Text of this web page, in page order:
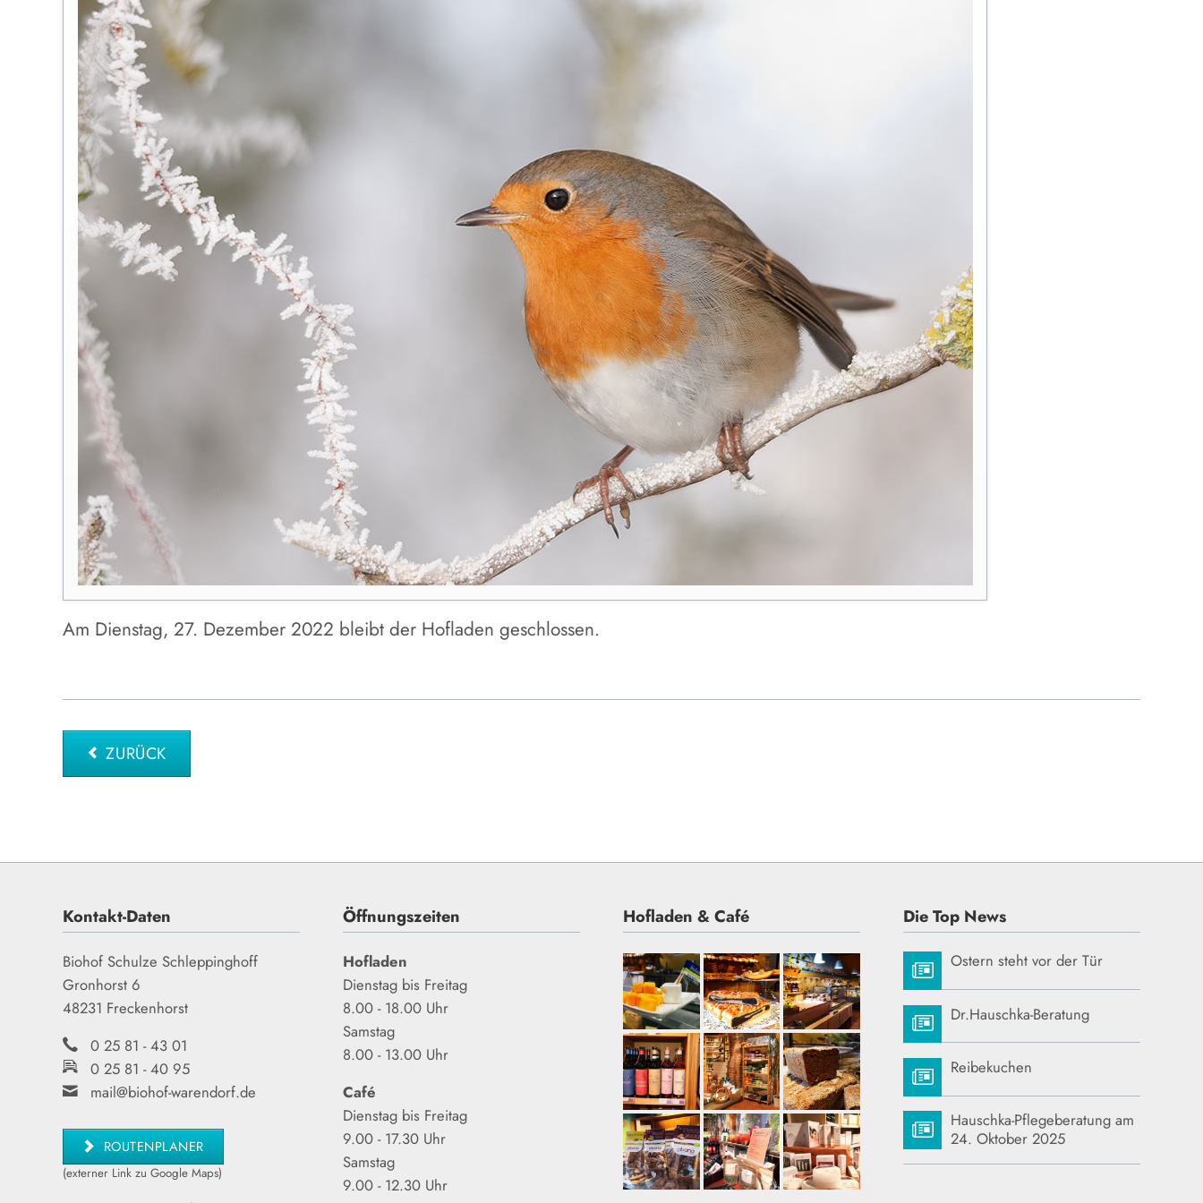
Am Dienstag, 27. Dezember 2022 bleibt der Hofladen geschlossen.
ZURÜCK
Kontakt-Daten
Biohof Schulze Schleppinghoff
Gronhorst 6
48231 Freckenhorst
0 25 81 - 43 01
0 25 81 - 40 95
mail@biohof-warendorf.de
ROUTENPLANER
(externer Link zu Google Maps)
Öffnungszeiten
Hofladen
Dienstag bis Freitag
8.00 - 18.00 Uhr
Samstag
8.00 - 13.00 Uhr
Café
Dienstag bis Freitag
9.00 - 17.30 Uhr
Samstag
9.00 - 12.30 Uhr
Hofladen & Café Die Top News
31.
MÄR
Ostern steht vor der Tür
18.
NOV
Dr.Hauschka-Beratung
31.
OKT
Reibekuchen
24.
OKT
Hauschka-Pflegeberatung am
24. Oktober 2025